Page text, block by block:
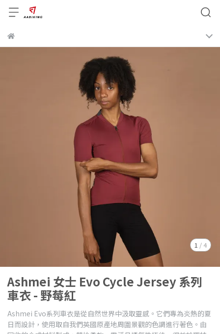
1 / 4
Ashmei 女士 Evo Cycle Jersey 系列
車衣 - 野莓紅
Ashmei Evo系列車衣是從自然世界中汲取靈感。它們專為炎熱的夏
日而設計，使用取自我們英國原產地周圍景觀的色調進行著色。由